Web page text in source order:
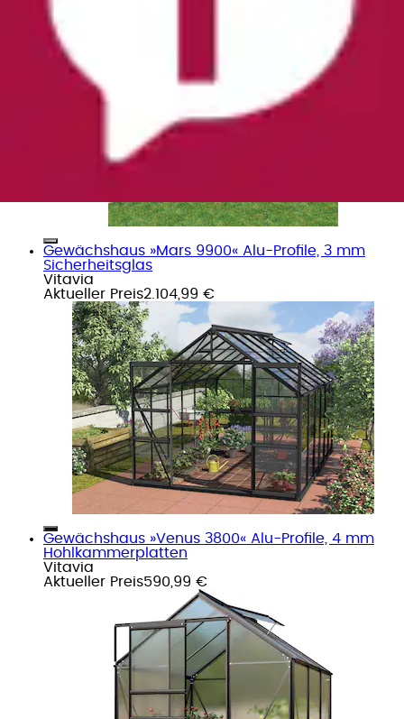
Gewächshaus »Mars 9900« Alu-Profile, 3 mm
Sicherheitsglas
Vitavia
Aktueller Preis2.104,99 €
Gewächshaus »Venus 3800« Alu-Profile, 4 mm
Hohlkammerplatten
Vitavia
Aktueller Preis590,99 €